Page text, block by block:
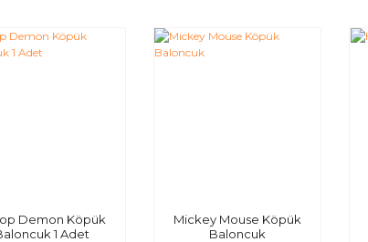
Demon Köpük
1 Adet
Mickey Mouse Köpük
Baloncuk